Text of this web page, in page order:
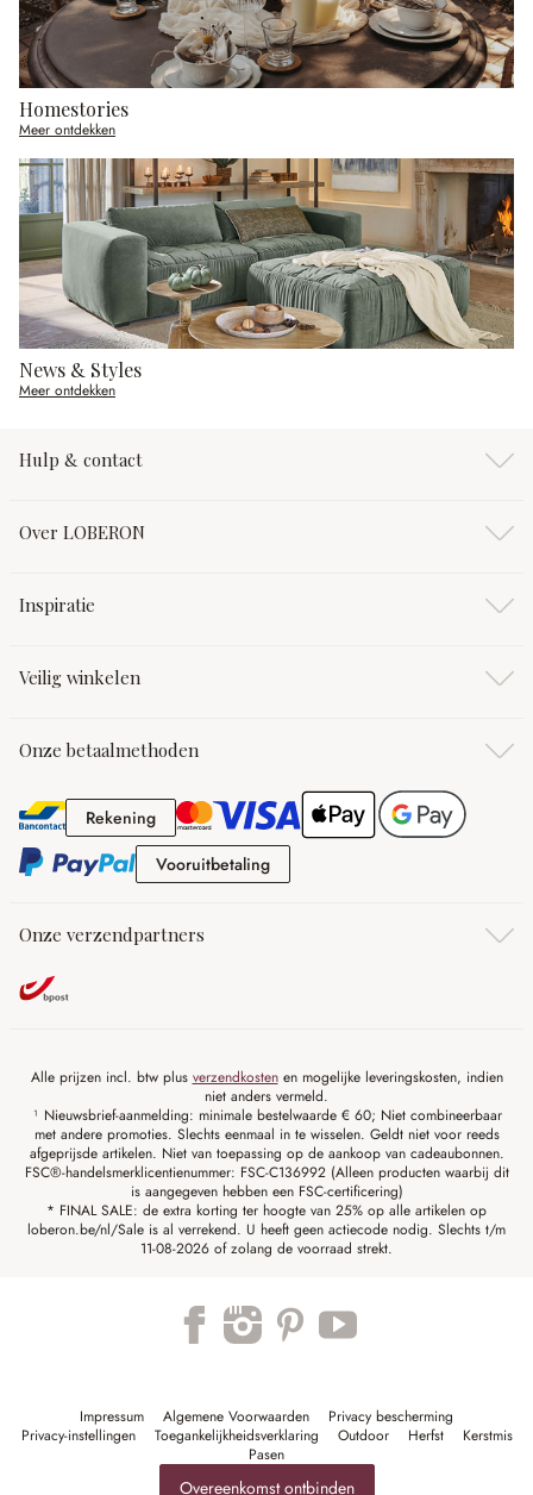
Homestories
Meer ontdekken
News & Styles
Meer ontdekken
Hulp & contact
Over LOBERON
Inspiratie
Veilig winkelen
Onze betaalmethoden
RekeningRekening
VooruitbetalingVooruitbetaling
Onze verzendpartners
Alle prijzen incl. btw plus verzendkostenen mogelijke leveringskosten, indien
niet anders vermeld.
¹ Nieuwsbrief-aanmelding: minimale bestelwaarde € 60; Niet combineerbaar
met andere promoties. Slechts eenmaal in te wisselen. Geldt niet voor reeds
afgeprijsde artikelen. Niet van toepassing op de aankoop van cadeaubonnen.
FSC®-handelsmerklicentienummer: FSC-C136992 (Alleen producten waarbij dit
is aangegeven hebben een FSC-certificering)
* FINAL SALE: de extra korting ter hoogte van 25% op alle artikelen op
loberon.be/nl/Sale is al verrekend. U heeft geen actiecode nodig. Slechts t/m
11-08-2026 of zolang de voorraad strekt.
Impressum Algemene Voorwaarden
Privacy bescherming
Privacy-instellingen
Toegankelijkheidsverklaring Outdoor Herfst
Kerstmis
Pasen
Overeenkomst ontbinden